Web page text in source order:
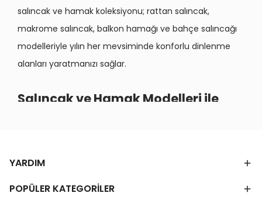
salıncak ve hamak koleksiyonu; rattan salıncak,
makrome salıncak, balkon hamağı ve bahçe salıncağı
modelleriyle yılın her mevsiminde konforlu dinlenme
alanları yaratmanızı sağlar.
Salıncak ve Hamak Modelleri ile
modeller bireysel dinlenme için tasarlanırken çiftli
modeller iki kişinin aynı anda keyif çıkarmasına olanak
YARDIM
POPÜLER KATEGORİLER